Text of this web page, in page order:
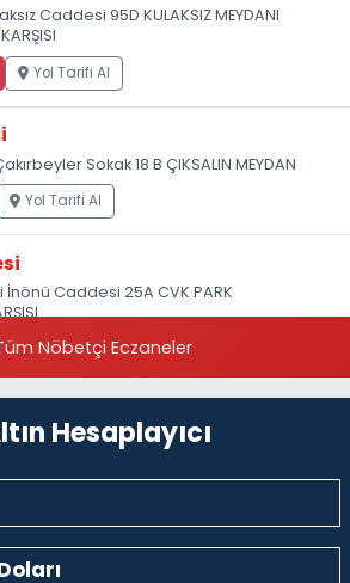
Caddesi 95D KULAKSIZ MEYDANI
Yol Tarifi Al
Sokak 18 B ÇIKSALIN MEYDAN
Yol Tarifi Al
Caddesi 25A CVK PARK
Yol Tarifi Al
Nöbetçi Eczaneler
Hesaplayıcı